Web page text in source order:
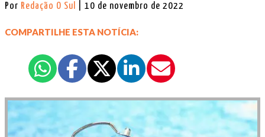
Por Redação O Sul | 10 de novembro de 2022
COMPARTILHE ESTA NOTÍCIA: